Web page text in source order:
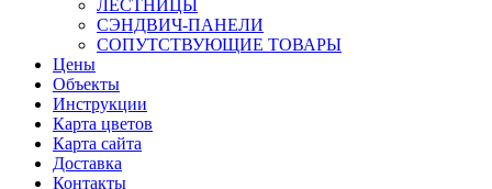
ЛЕСТНИЦЫ
СЭНДВИЧ-ПАНЕЛИ
СОПУТСТВУЮЩИЕ ТОВАРЫ
Цены
Объекты
Инструкции
Карта цветов
Карта сайта
Доставка
Контакты